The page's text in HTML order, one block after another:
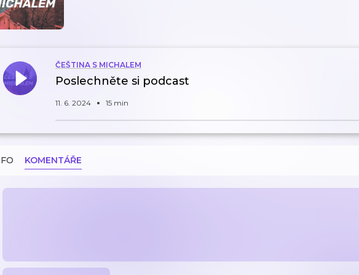
ČEŠTINA S MICHALEM
Poslechněte si podcast
11. 6. 2024 15 min
KOMENTÁŘE